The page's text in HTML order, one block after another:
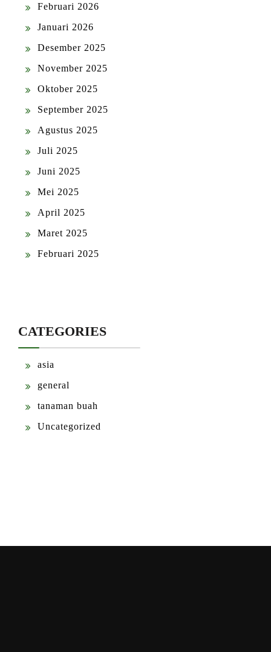
Februari 2026
Januari 2026
Desember 2025
November 2025
Oktober 2025
September 2025
Agustus 2025
Juli 2025
Juni 2025
Mei 2025
April 2025
Maret 2025
Februari 2025
CATEGORIES
asia
general
tanaman buah
Uncategorized